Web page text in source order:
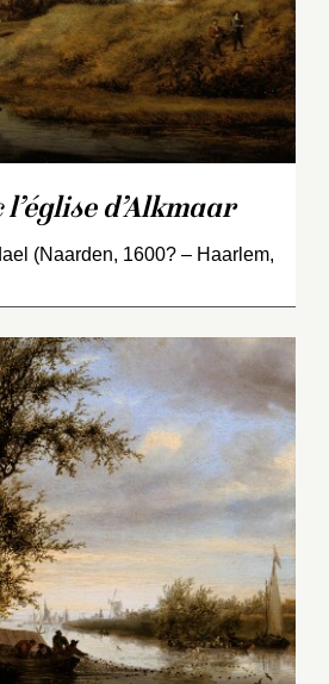
d’Alkmaar
(Naarden, 1600? – Haarlem,